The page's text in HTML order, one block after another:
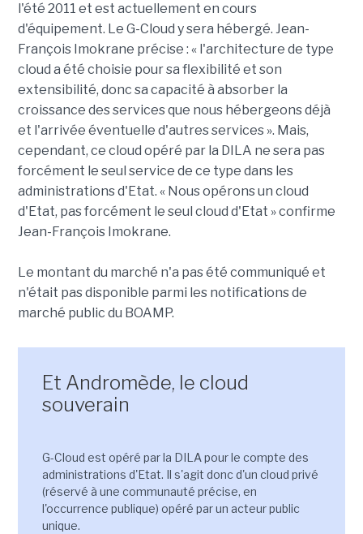
l'été 2011 et est actuellement en cours
d'équipement. Le G-Cloud y sera hébergé. Jean-
François Imokrane précise : « l'architecture de type
cloud a été choisie pour sa flexibilité et son
extensibilité, donc sa capacité à absorber la
croissance des services que nous hébergeons déjà
et l'arrivée éventuelle d'autres services ». Mais,
cependant, ce cloud opéré par la DILA ne sera pas
forcément le seul service de ce type dans les
administrations d'Etat. « Nous opérons un cloud
d'Etat, pas forcément le seul cloud d'Etat » confirme
Jean-François Imokrane.
Le montant du marché n'a pas été communiqué et
n'était pas disponible parmi les notifications de
marché public du BOAMP.
Et Andromède, le cloud
souverain
G-Cloud est opéré par la DILA pour le compte des
administrations d'Etat. Il s'agit donc d'un cloud privé
(réservé à une communauté précise, en
l'occurrence publique) opéré par un acteur public
unique.